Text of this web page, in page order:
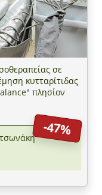
σε
κυτταρίτιδας
πλησίον
-47%